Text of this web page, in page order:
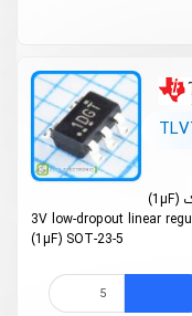
3V low-dropout linear
(1µF) SOT-23-5